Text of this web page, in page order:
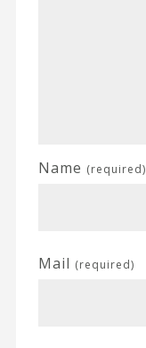
Name (required)
Mail (required)